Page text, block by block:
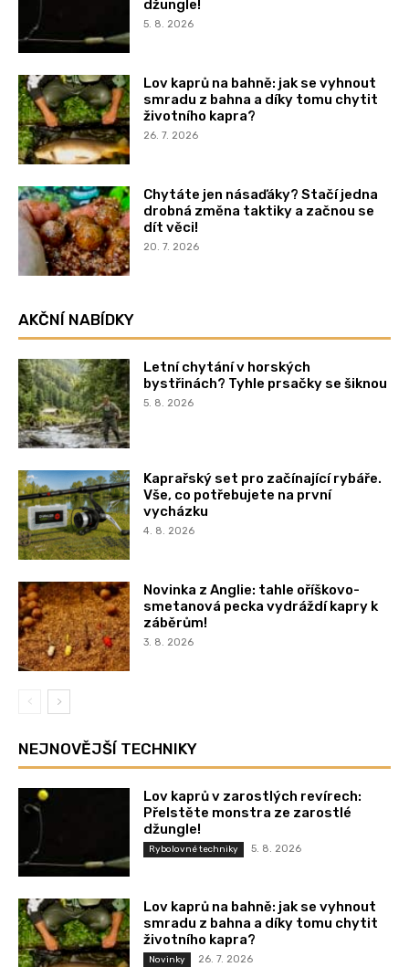
džungle!
5. 8. 2026
Lov kaprů na bahně: jak se vyhnout
smradu z bahna a díky tomu chytit
životního kapra?
26. 7. 2026
Chytáte jen násaďáky? Stačí jedna
drobná změna taktiky a začnou se
dít věci!
20. 7. 2026
AKČNÍ NABÍDKY
Letní chytání v horských
bystřinách? Tyhle prsačky se šiknou
5. 8. 2026
Kaprařský set pro začínající rybáře.
Vše, co potřebujete na první
vycházku
4. 8. 2026
Novinka z Anglie: tahle oříškovo-
smetanová pecka vydráždí kapry k
záběrům!
3. 8. 2026
NEJNOVĚJŠÍ TECHNIKY
Lov kaprů v zarostlých revírech:
Přelstěte monstra ze zarostlé
džungle!
Rybolovné techniky 5. 8. 2026
Lov kaprů na bahně: jak se vyhnout
smradu z bahna a díky tomu chytit
životního kapra?
Novinky 26. 7. 2026